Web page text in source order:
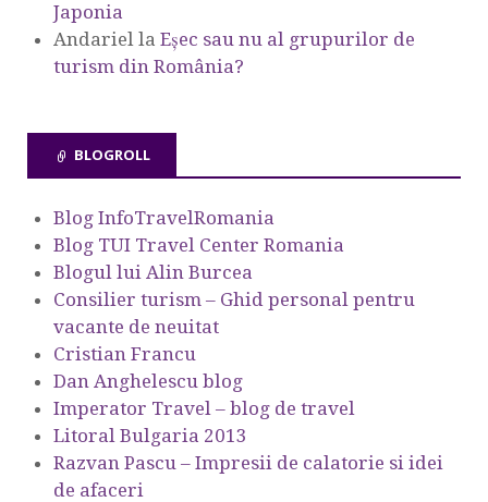
Japonia
Andariel la Eşec sau nu al grupurilor de
turism din România?
BLOGROLL
Blog InfoTravelRomania
Blog TUI Travel Center Romania
Blogul lui Alin Burcea
Consilier turism – Ghid personal pentru
vacante de neuitat
Cristian Francu
Dan Anghelescu blog
Imperator Travel – blog de travel
Litoral Bulgaria 2013
Razvan Pascu – Impresii de calatorie si idei
de afaceri